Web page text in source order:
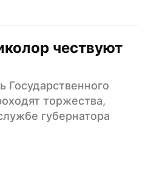
чествуют
Государственного
торжества,
губернатора